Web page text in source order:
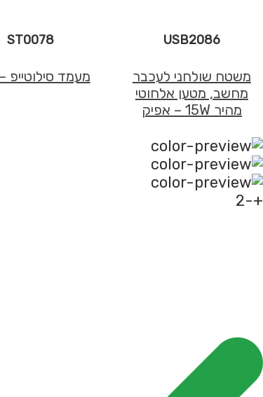
USB2086
משטח שולחני לעכבר
מחשב, מטען אלחוטי
מהיר 15W – אפיק
+-2
ST0078
מעמד סילוטייפ